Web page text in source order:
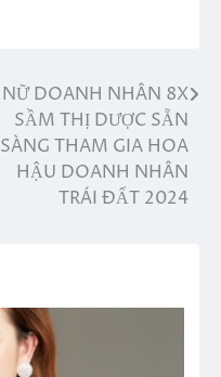
NỮ DOANH NHÂN 8X
SẦM THỊ DƯỢC SẴN
SÀNG THAM GIA HOA
HẬU DOANH NHÂN
TRÁI ĐẤT 2024